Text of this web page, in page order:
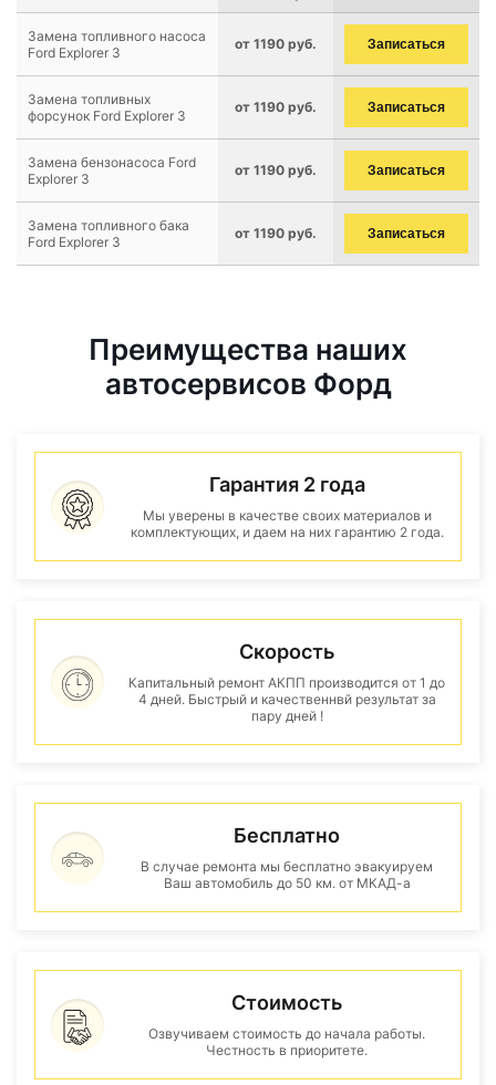
Замена топливного насоса
Ford Explorer 3
от 1190 руб. Записаться
Замена топливных
форсунок Ford Explorer 3
от 1190 руб. Записаться
Замена бензонасоса Ford
Explorer 3
от 1190 руб. Записаться
Замена топливного бака
Ford Explorer 3
от 1190 руб. Записаться
Преимущества наших
автосервисов Форд
Гарантия 2 года
Мы уверены в качестве своих материалов и
комплектующих, и даем на них гарантию 2 года.
Скорость
Капитальный ремонт АКПП производится от 1 до
4 дней. Быстрый и качественнвй результат за
пару дней !
Бесплатно
В случае ремонта мы бесплатно эвакуируем
Ваш автомобиль до 50 км. от МКАД-а
Стоимость
Озвучиваем стоимость до начала работы.
Честность в приоритете.